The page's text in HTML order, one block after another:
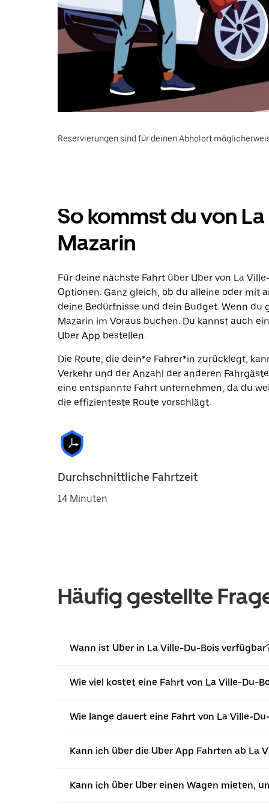
Reservierungen sind für deinen Abholort
So kommst du von
Mazarin
Für deine nächste Fahrt über Uber von La
Optionen. Ganz gleich, ob du alleine oder mit
deine Bedürfnisse und dein Budget. Wenn
Mazarin im Voraus buchen. Du kannst auch
Uber App bestellen.
Die Route, die dein*e Fahrer*in zurücklegt,
Verkehr und der Anzahl der anderen
eine entspannte Fahrt unternehmen, da du
die effizienteste Route vorschlägt.
Durchschnittliche Fahrtzeit
14 Minuten
Häufig gestellte
Wann ist Uber in La Ville-Du-Bois
Wie viel kostet eine Fahrt von La Ville-Du-
Wie lange dauert eine Fahrt von La Ville-
Kann ich über die Uber App Fahrten ab La
Kann ich über Uber einen Wagen mieten,